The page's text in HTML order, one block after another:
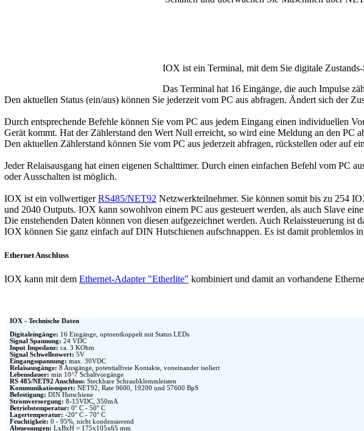
IOX ist ein Terminal, mit dem Sie digitale
Das Terminal hat 16 Eingänge, die auch Impulse
Den aktuellen Status (ein/aus) können Sie jederzeit vom PC aus abfragen. Ändert sich der
Durch entsprechende Befehle können Sie vom PC aus jedem Eingang einen individuellen
Gerät kommt. Hat der Zählerstand den Wert Null erreicht, so wird eine Meldung an den PC
Den aktuellen Zählerstand können Sie vom PC aus jederzeit abfragen, rückstellen oder auf
Jeder Relaisausgang hat einen eigenen Schalttimer. Durch einen einfachen Befehl vom PC
oder Ausschalten ist möglich.
IOX ist ein vollwertigerRS485/NET92 Netzwerkteilnehmer. Sie können somit bis zu 254
und 2040 Outputs. IOX kann sowohlvon einem PC aus gesteuert werden, als auch
Die enstehenden Daten können von diesen aufgezeichnet werden. Auch Relaissteuerung ist
IOX können Sie ganz einfach auf DIN Hutschienen aufschnappen. Es ist damit problemlos
Ethernet Anschluss
IOX kann mit dem Ethernet-Adapter "Etherlite" kombiniert und damit an vorhandene
IOX - Technische Daten
Digitaleingänge: 16 Eingänge, optoentkoppelt mit Status LEDs
Signal Spannung: 24 VDC
Input Impedanz: ca. 3 KOhm
Signal Schwellenwert: 5V
Eingangsspannung: max. 30VDC
Relaisausgänge: 8 Ausgänge, potentialfreie Kontakte, voneinander isoliert
Lebensdauer: min 10^7 Schaltvorgänge
RS 485/NET92 Anschluss: Steckbare Schraubklemmleisten
Kommunikationsport: NET92, Rate 9600, 19200 und 57600 BpS
Befestigung: DIN Hutschiene
Stromversorgung: 8-15VDC, 350mA
Betriebstemperatur: 0° C - 50° C
Lagertemperatur: -20° C - 70° C
Feuchtigkeit: 0 - 95%, nicht kondensierend
Abmessungen: LxBxH = 175x105x65 mm